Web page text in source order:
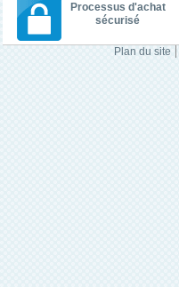
Processus d'achat
sécurisé
Plan du site